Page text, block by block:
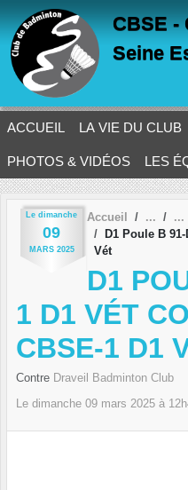
CBSE -
Seine
ACCUEIL LA VIE DU CLUB
PHOTOS & VIDÉOS LES
Le dimanche
09
MARS 2025
Accueil
D1 Poule B
Vét
D1
1 D1 VÉT
CBSE-1 D1
Contre Draveil Badminton Club
Le dimanche 09 mars 2025 à
Panneau de gestion des